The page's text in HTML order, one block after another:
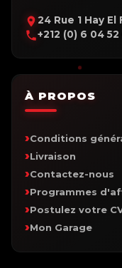
24 Rue 1 Hay
+212 (0) 6 04 52
À PROPOS
Conditions
Livraison
Contactez-nous
Programmes
Postulez votre
Mon Garage